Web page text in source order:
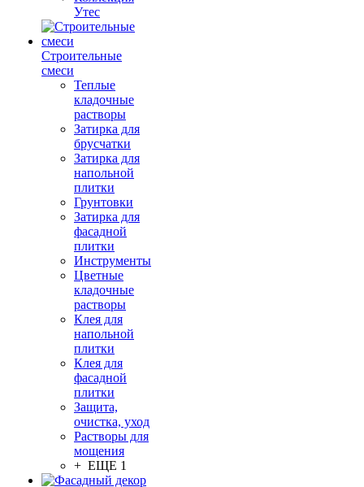
Утес
Строительные
смеси
Теплые
кладочные
растворы
Затирка для
брусчатки
Затирка для
напольной
плитки
Грунтовки
Затирка для
фасадной
плитки
Инструменты
Цветные
кладочные
растворы
Клея для
напольной
плитки
Клея для
фасадной
плитки
Защита,
очистка, уход
Растворы для
мощения
+ ЕЩЕ 1